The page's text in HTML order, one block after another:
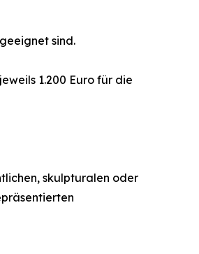
sind.
1.200 Euro für die
skulpturalen oder